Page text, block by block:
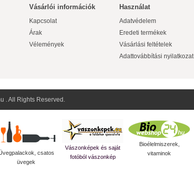
Vásárlói információk
Kapcsolat
Árak
Vélemények
Használat
Adatvédelem
Eredeti termékek
Vásárlási feltételek
Adattovábbítási nyilatkozat
. All Rights Reserved.
csatos
üvegek
Vászonképek és saját
fotóból vászonkép
Bioélelmiszerek,
vitaminok